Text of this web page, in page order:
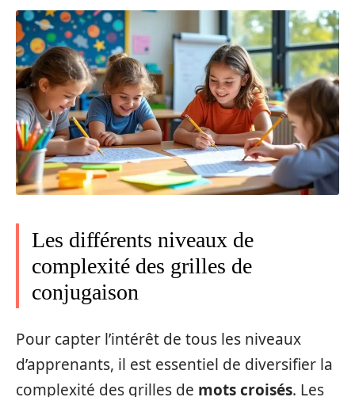
Les différents niveaux de
complexité des grilles de
conjugaison
Pour capter l’intérêt de tous les niveaux
d’apprenants, il est essentiel de diversifier la
complexité des grilles de mots croisés. Les